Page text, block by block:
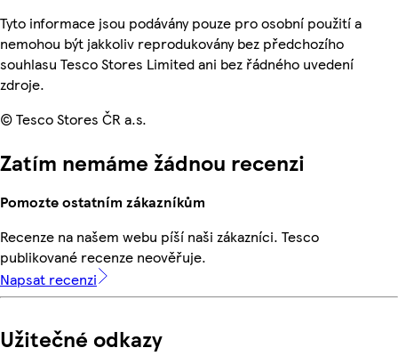
Tyto informace jsou podávány pouze pro osobní použití a
nemohou být jakkoliv reprodukovány bez předchozího
souhlasu Tesco Stores Limited ani bez řádného uvedení
zdroje.
© Tesco Stores ČR a.s.
Zatím nemáme žádnou recenzi
Pomozte ostatním zákazníkům
Recenze na našem webu píší naši zákazníci. Tesco
publikované recenze neověřuje.
Napsat recenzi
Užitečné odkazy